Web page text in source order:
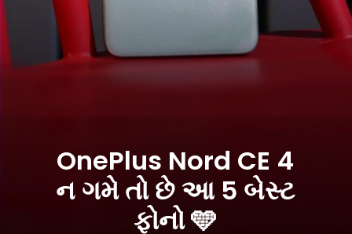
OnePlus Nord CE 4
ન ગમે તો છે આ 5 બેસ્ટ
ફોનો 🩵